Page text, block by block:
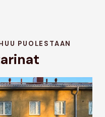
PUOLESTAAN